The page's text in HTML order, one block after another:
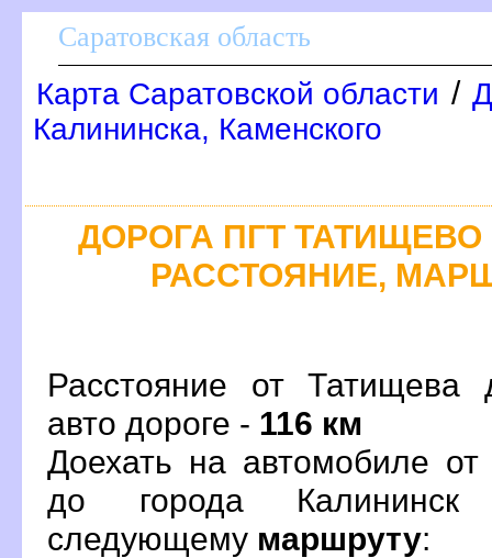
Саратовская область
Карта Саратовской области /
Калининска, Каменского
ДОРОГА ПГТ ТАТИЩЕВО
РАССТОЯНИЕ,
Расстояние от Татищева
авто дороге - 116 км
Доехать на автомобиле
до города
следующему маршруту: